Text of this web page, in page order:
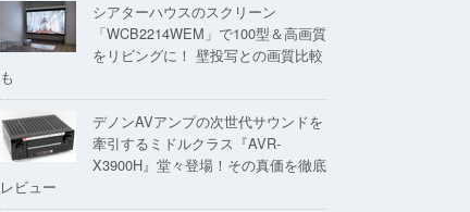
シアターハウスのスクリーン
「WCB2214WEM」で100型＆高画質
をリビングに！ 壁投写との画質比較
も
デノンAVアンプの次世代サウンドを
牽引するミドルクラス『AVR-
X3900H』堂々登場！その真価を徹底
レビュー